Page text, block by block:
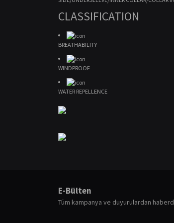
CLASSIFICATION
BREATHABILITY
WINDPROOF
WATER REPELLENCE
Ürün resmi kalitesiz, bozuk veya
E-Bülten
Tüm kampanya ve duyurulardan